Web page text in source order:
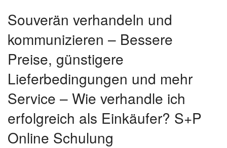
Souverän verhandeln und
kommunizieren – Bessere
Preise, günstigere
Lieferbedingungen und mehr
Service – Wie verhandle ich
erfolgreich als Einkäufer? S+P
Online Schulung